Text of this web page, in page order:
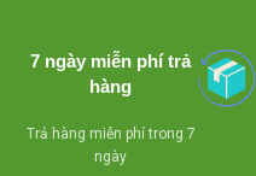
cầu nhé
7 ngày miễn phí trả
hàng
Trả hàng miễn phí trong 7
ngày